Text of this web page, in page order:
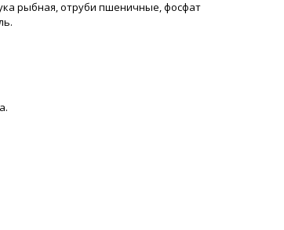
рыбная, отруби пшеничные, фосфат